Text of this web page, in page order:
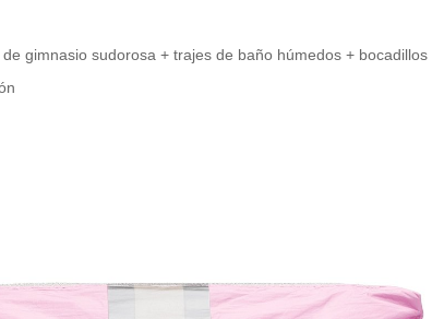
gimnasio sudorosa + trajes de baño húmedos + bocadillos